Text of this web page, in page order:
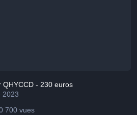
QHYCCD - 230 euros
2023
700 vues